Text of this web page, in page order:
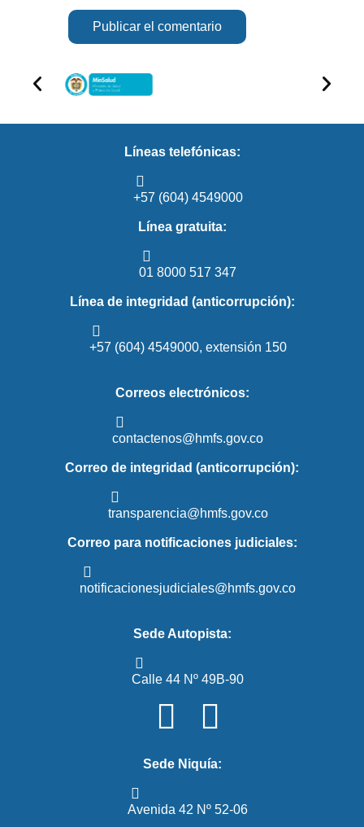
Líneas telefónicas:
+57 (604) 4549000
Línea gratuita:
01 8000 517 347
Línea de integridad (anticorrupción):
+57 (604) 4549000, extensión 150
Correos electrónicos:
contactenos@hmfs.gov.co
Correo de integridad (anticorrupción):
transparencia@hmfs.gov.co
Correo para notificaciones judiciales:
notificacionesjudiciales@hmfs.gov.co
Sede Autopista:
Calle 44 Nº 49B-90
Sede Niquía:
Avenida 42 Nº 52-06